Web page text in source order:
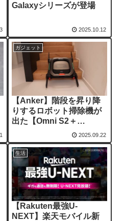
Galaxyシリーズが登場
2025.10.12
ガジェット
【Anker】階段を昇り降
りするロボット掃除機が
出た【Omni S2＋
2025.09.22
生活
【Rakuten最強U-
NEXT】楽天モバイル新